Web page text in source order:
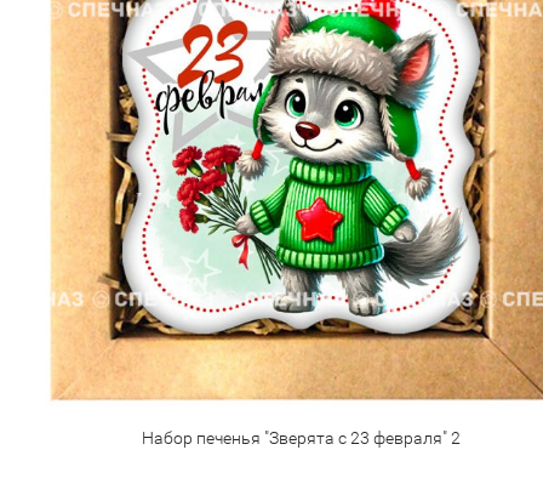
Набор печенья "Зверята с 23 февраля" 2